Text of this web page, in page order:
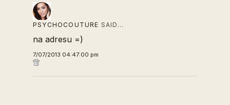
PSYCHOCOUTURE SAID…
na adresu =)
7/07/2013 04:47:00 pm